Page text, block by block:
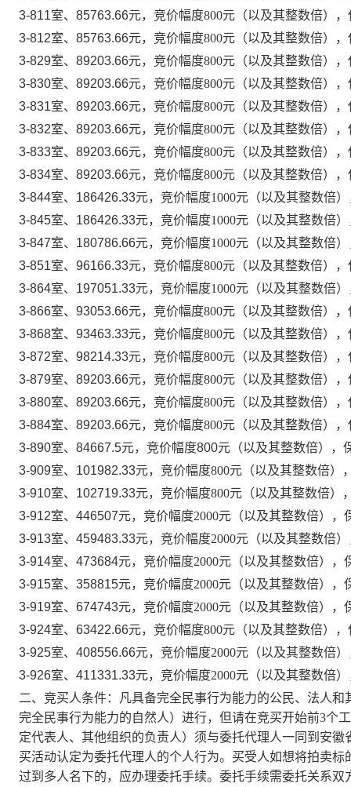
3-811室、85763.66元，竞价幅度800元（以及其整数倍），
3-812室、85763.66元，竞价幅度800元（以及其整数倍），
3-829室、89203.66元，竞价幅度800元（以及其整数倍），
3-830室、89203.66元，竞价幅度800元（以及其整数倍），
3-831室、89203.66元，竞价幅度800元（以及其整数倍），
3-832室、89203.66元，竞价幅度800元（以及其整数倍），
3-833室、89203.66元，竞价幅度800元（以及其整数倍），
3-834室、89203.66元，竞价幅度800元（以及其整数倍），
3-844室、186426.33元，竞价幅度1000元（以及其整数倍
3-845室、186426.33元，竞价幅度1000元（以及其整数倍
3-847室、180786.66元，竞价幅度1000元（以及其整数倍
3-851室、96166.33元，竞价幅度800元（以及其整数倍），
3-864室、197051.33元，竞价幅度1000元（以及其整数倍
3-866室、93053.66元，竞价幅度800元（以及其整数倍），
3-868室、93463.33元，竞价幅度800元（以及其整数倍），
3-872室、98214.33元，竞价幅度800元（以及其整数倍），
3-879室、89203.66元，竞价幅度800元（以及其整数倍），
3-880室、89203.66元，竞价幅度800元（以及其整数倍），
3-884室、89203.66元，竞价幅度800元（以及其整数倍），
3-890室、 84667.5元，竞价幅度800元（以及其整数倍），
3-909室、101982.33元，竞价幅度800元（以及其整数倍）
3-910室、102719.33元，竞价幅度800元（以及其整数倍）
3-912室、446507元，竞价幅度2000元（以及其整数倍），
3-913室、459483.33元，竞价幅度2000元（以及其整数倍
3-914室、473684元，竞价幅度2000元（以及其整数倍），
3-915室、358815元，竞价幅度2000元（以及其整数倍），
3-919室、674743元，竞价幅度2000元（以及其整数倍），
3-924室、63422.66元，竞价幅度800元（以及其整数倍），
3-925室、408556.66元，竞价幅度2000元（以及其整数倍
3-926室、411331.33元，竞价幅度2000元（以及其整数倍
二、竞买人条件：凡具备完全民事行为能力的公民、法人
完全民事行为能力的自然人）进行，但请在竞买开始前3个
定代表人、其他组织的负责人）须与委托代理人一同到安
买活动认定为委托代理人的个人行为。 买受人如想将拍卖标
过到多人名下的，应办理委托手续。委托手续需委托关系